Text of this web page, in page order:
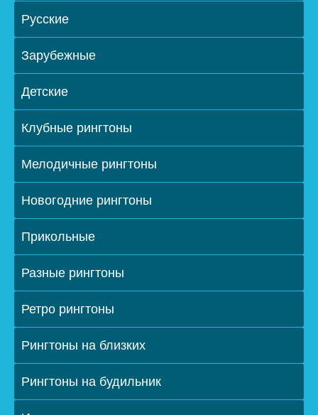
Русские
Зарубежные
Детские
Клубные рингтоны
Мелодичные рингтоны
Новогодние рингтоны
Прикольные
Разные рингтоны
Ретро рингтоны
Рингтоны на близких
Рингтоны на будильник